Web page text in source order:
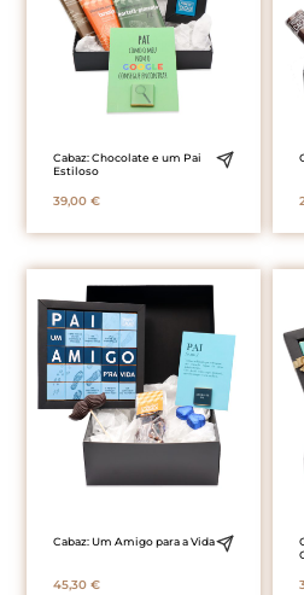
Cabaz: Chocolate e um Pai
Estiloso
39,00€
Cabaz: Um Amigo para a Vida
45,30€